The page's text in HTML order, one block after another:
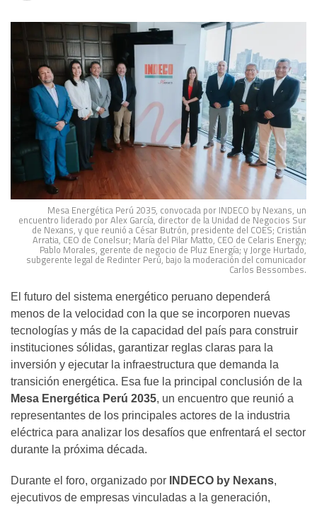
Mesa Energética Perú 2035, convocada por INDECO by Nexans, un
encuentro liderado por Alex García, director de la Unidad de Negocios Sur
de Nexans, y que reunió a César Butrón, presidente del COES; Cristián
Arratia, CEO de Conelsur; María del Pilar Matto, CEO de Celaris Energy;
Pablo Morales, gerente de negocio de Pluz Energía; y Jorge Hurtado,
subgerente legal de Redinter Perú, bajo la moderación del comunicador
Carlos Bessombes.
El futuro del sistema energético peruano dependerá
menos de la velocidad con la que se incorporen nuevas
tecnologías y más de la capacidad del país para construir
instituciones sólidas, garantizar reglas claras para la
inversión y ejecutar la infraestructura que demanda la
transición energética. Esa fue la principal conclusión de la
Mesa Energética Perú 2035, un encuentro que reunió a
representantes de los principales actores de la industria
eléctrica para analizar los desafíos que enfrentará el sector
durante la próxima década.
Durante el foro, organizado por INDECO by Nexans,
ejecutivos de empresas vinculadas a la generación,